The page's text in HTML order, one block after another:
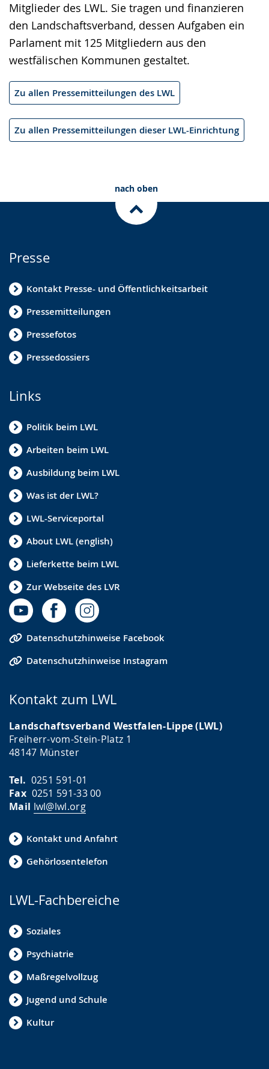
Mitglieder des LWL. Sie tragen und finanzieren
den Landschaftsverband, dessen Aufgaben ein
Parlament mit 125 Mitgliedern aus den
westfälischen Kommunen gestaltet.
Zu allen Pressemitteilungen des LWL
Zu allen Pressemitteilungen dieser LWL-Einrichtung
nach oben
Presse
Kontakt Presse- und Öffentlichkeitsarbeit
Pressemitteilungen
Pressefotos
Pressedossiers
Links
Politik beim LWL
Arbeiten beim LWL
Ausbildung beim LWL
Was ist der LWL?
LWL-Serviceportal
About LWL (english)
Lieferkette beim LWL
Zur Webseite des LVR
Datenschutzhinweise Facebook
Datenschutzhinweise Instagram
Kontakt zum LWL
Landschaftsverband Westfalen-Lippe (LWL)
Freiherr-vom-Stein-Platz 1
48147 Münster
Tel. 0251 591-01
Fax0251 591-33 00
Mail lwl@lwl.org
Kontakt und Anfahrt
Gehörlosentelefon
LWL-Fachbereiche
Soziales
Psychiatrie
Maßregelvollzug
Jugend und Schule
Kultur